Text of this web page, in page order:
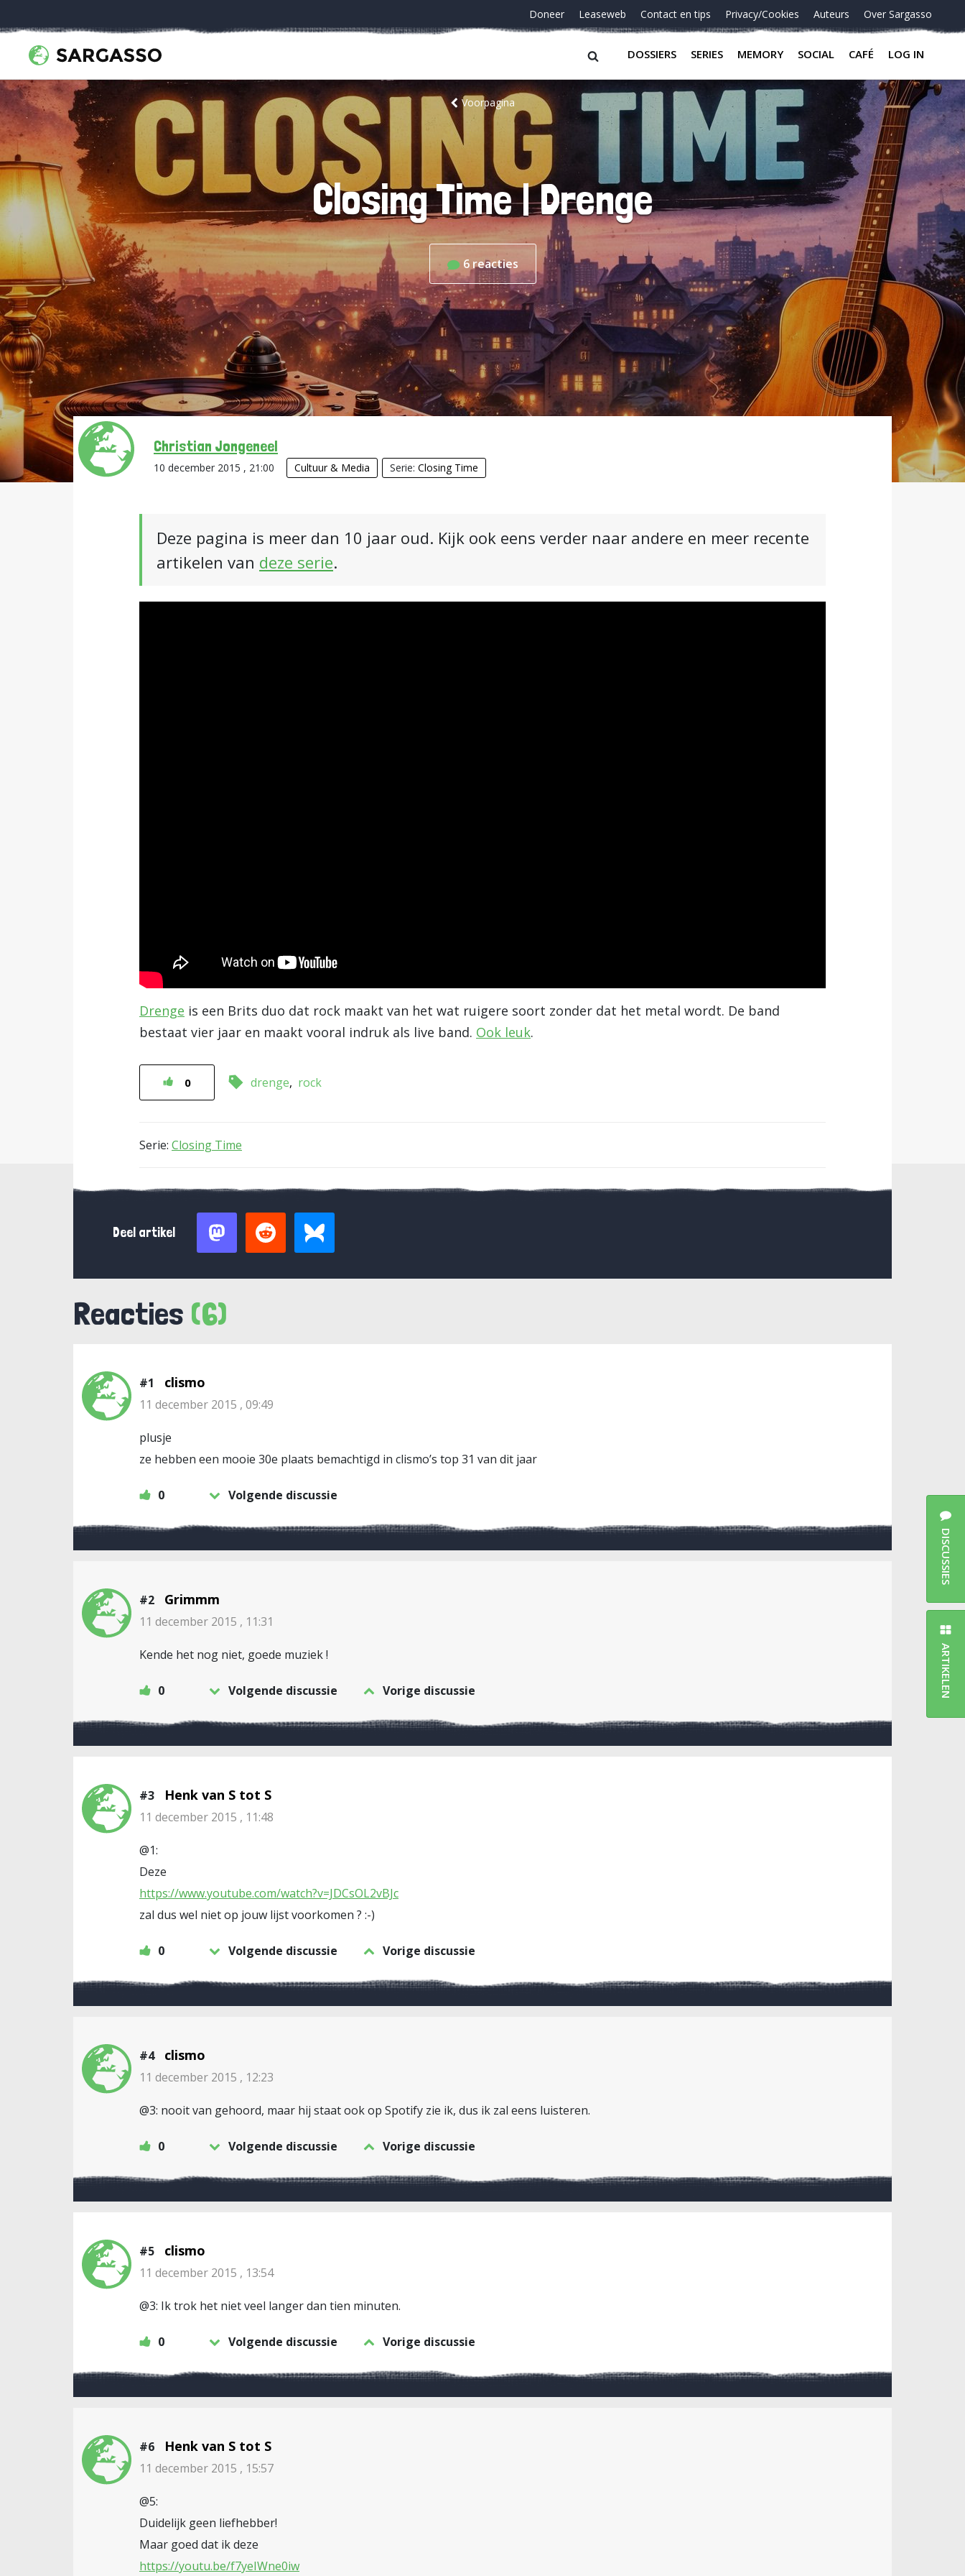
Doneer Leaseweb Contact en tips Privacy/Cookies Auteurs Over Sargasso
DOSSIERS SERIES MEMORY SOCIAL CAFÉ LOG IN
Voorpagina
Closing Time | Drenge
6 reacties
Christian Jongeneel
10 december 2015 , 21:00 Cultuur & Media Serie: Closing Time
Deze pagina is meer dan 10 jaar oud. Kijk ook eens verder naar andere en meer recente
artikelen van deze serie.
Drenge is een Brits duo dat rock maakt van het wat ruigere soort zonder dat het metal wordt. De band
bestaat vier jaar en maakt vooral indruk als live band. Ook leuk.
0 drenge rock
Serie: Closing Time
Deel artikel
Reacties (6)
#1 clismo
11 december 2015 , 09:49
plusje
ze hebben een mooie 30e plaats bemachtigd in clismo’s top 31 van dit jaar
0 Volgende discussie
#2 Grimmm
11 december 2015 , 11:31
Kende het nog niet, goede muziek !
0 Volgende discussie Vorige discussie
#3 Henk van S tot S
11 december 2015 , 11:48
@1:
Deze
https://www.youtube.com/watch?v=JDCsOL2vBJc
zal dus wel niet op jouw lijst voorkomen ? :-)
0 Volgende discussie Vorige discussie
#4 clismo
11 december 2015 , 12:23
@3: nooit van gehoord, maar hij staat ook op Spotify zie ik, dus ik zal eens luisteren.
0 Volgende discussie Vorige discussie
#5 clismo
11 december 2015 , 13:54
@3: Ik trok het niet veel langer dan tien minuten.
0 Volgende discussie Vorige discussie
#6 Henk van S tot S
11 december 2015 , 15:57
@5:
Duidelijk geen liefhebber!
Maar goed dat ik deze
https://youtu.be/f7yeIWne0iw
DISCUSSIES
ARTIKELEN